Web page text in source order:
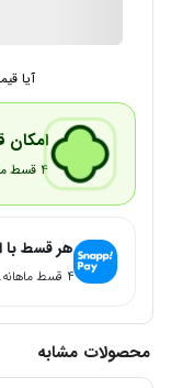
آیا
۴ قسط ماهانه. بدون سود، چک و ضامن.
هر قسط
۴ قسط ماهانه. بدون سود، چک و ضامن.
محصولات مشابه